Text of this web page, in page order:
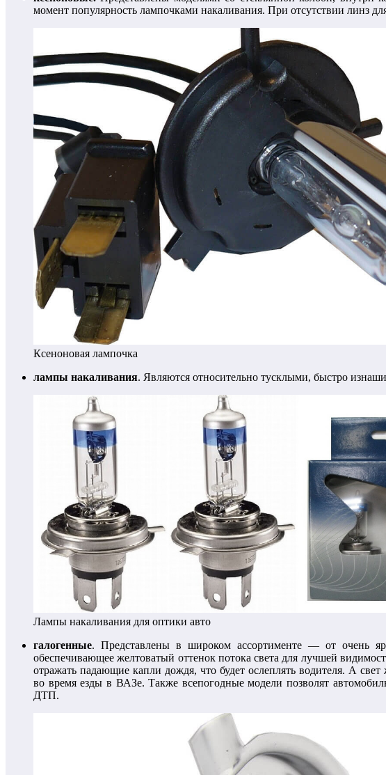
момент популярность лампочками накаливания. При отсутствии линз
Ксеноновая лампочка
лампы накаливания. Являются относительно тусклыми, быстро
Лампы накаливания для оптики авто
галогенные. Представлены в широком ассортименте — от очень
обеспечивающее желтоватый оттенок потока света для лучшей
отражать падающие капли дождя, что будет ослеплять водителя. А
во время езды в ВАЗе. Также всепогодные модели позволят
ДТП.